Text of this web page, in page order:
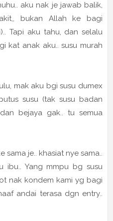
aku nak je jawab balik,
bukan Allah ke bagi
Tapi aku tahu, dan selalu
kat anak aku.. susu murah
mak aku bgi susu dumex
susu (tak susu badan
bejaya gak.. tu semua
sama je.. khasiat nye sama..
ibu.. Yang mmpu bg susu
nak kondem kami yg bagi
andai terasa dgn entry..